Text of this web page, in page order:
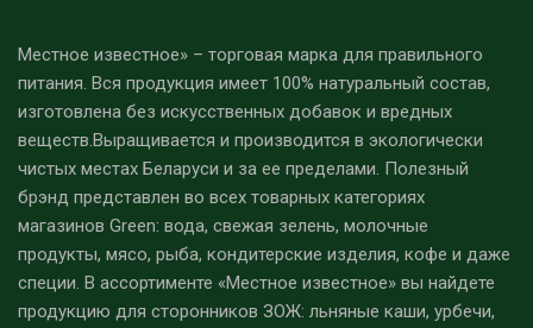
Местное известное» – торговая марка для правильного
питания. Вся продукция имеет 100% натуральный состав,
изготовлена без искусственных добавок и вредных
веществ.Выращивается и производится в экологически
чистых местах Беларуси и за ее пределами. Полезный
брэнд представлен во всех товарных категориях
магазинов Green: вода, свежая зелень, молочные
продукты, мясо, рыба, кондитерские изделия, кофе и даже
специи. В ассортименте «Местное известное» вы найдете
продукцию для сторонников ЗОЖ: льняные каши, урбечи,